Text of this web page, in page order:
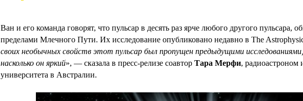
Ван и его команда говорят, что пульсар в десять раз ярче любого другого пульсара,
пределами Млечного Пути. Их исследование опубликовано недавно в The
своих необычных свойств этот пульсар был пропущен предыдущими
насколько он яркий», — сказала в пресс-релизе соавтор Тара Мерфи, радиоастроном
университета в Австралии.